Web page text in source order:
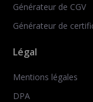
Générateur de CGV
Générateur de
Légal
Mentions légales
DPA